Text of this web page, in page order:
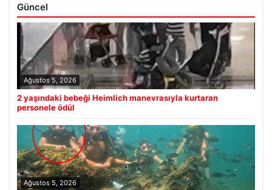
Güncel
Ağustos 5, 2026
2 yaşındaki bebeği Heimlich manevrasıyla kurtaran
personele ödül
Ağustos 5, 2026